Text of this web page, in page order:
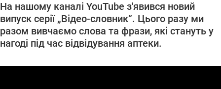
На нашому каналі YouTube з'явився новий
випуск серії „Відео-словник”. Цього разу ми
разом вивчаємо слова та фрази, які стануть у
нагоді під час відвідування аптеки.